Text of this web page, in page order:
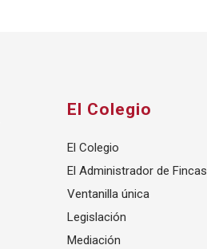
El Colegio
El Colegio
El Administrador de Fincas
Ventanilla única
Legislación
Mediación